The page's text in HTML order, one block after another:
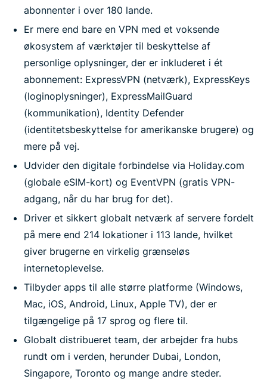
abonnenter i over 180 lande.
Er mere end bare en VPN med et voksende
økosystem af værktøjer til beskyttelse af
personlige oplysninger, der er inkluderet i ét
abonnement: ExpressVPN (netværk), ExpressKeys
(loginoplysninger), ExpressMailGuard
(kommunikation), Identity Defender
(identitetsbeskyttelse for amerikanske brugere) og
mere på vej.
Udvider den digitale forbindelse via Holiday.com
(globale eSIM-kort) og EventVPN (gratis VPN-
adgang, når du har brug for det).
Driver et sikkert globalt netværk af servere fordelt
på mere end 214 lokationer i 113 lande, hvilket
giver brugerne en virkelig grænseløs
internetoplevelse.
Tilbyder apps til alle større platforme (Windows,
Mac, iOS, Android, Linux, Apple TV), der er
tilgængelige på 17 sprog og flere til.
Globalt distribueret team, der arbejder fra hubs
rundt om i verden, herunder Dubai, London,
Singapore, Toronto og mange andre steder.